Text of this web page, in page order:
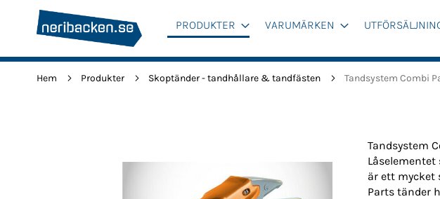
PRODUKTER VARUMÄRKEN
Hem Produkter Skoptänder - tandhållare & tandfästen Tandsystem Combi
Tandsystem
är ett mycket
Parts tänder